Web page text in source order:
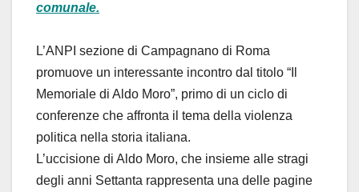
comunale.
L’ANPI sezione di Campagnano di Roma
promuove un interessante incontro dal titolo “Il
Memoriale di Aldo Moro”, primo di un ciclo di
conferenze che affronta il tema della violenza
politica nella storia italiana.
L’uccisione di Aldo Moro, che insieme alle stragi
degli anni Settanta rappresenta una delle pagine